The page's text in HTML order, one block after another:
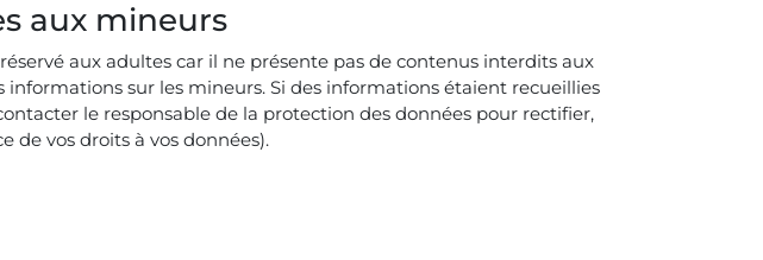
aux mineurs
aux adultes car il ne présente pas de contenus interdits aux
sur les mineurs. Si des informations étaient recueillies
le responsable de la protection des données pour rectifier,
de vos droits à vos données).